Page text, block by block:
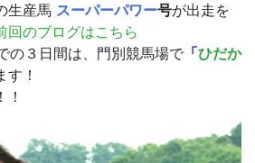
生産馬 スーパーパワー号が出走を
回のブログはこちら
の３日間は、門別競馬場で 「ひだか
す！